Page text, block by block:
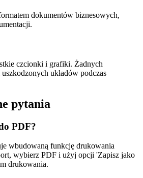
dokumentów biznesowych,
czcionki i grafiki. Żadnych
układów podczas
pytania
PDF?
wbudowaną funkcję drukowania
wybierz PDF i użyj opcji 'Zapisz jako
drukowania.